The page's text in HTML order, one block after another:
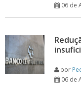
06 de
por
06 de